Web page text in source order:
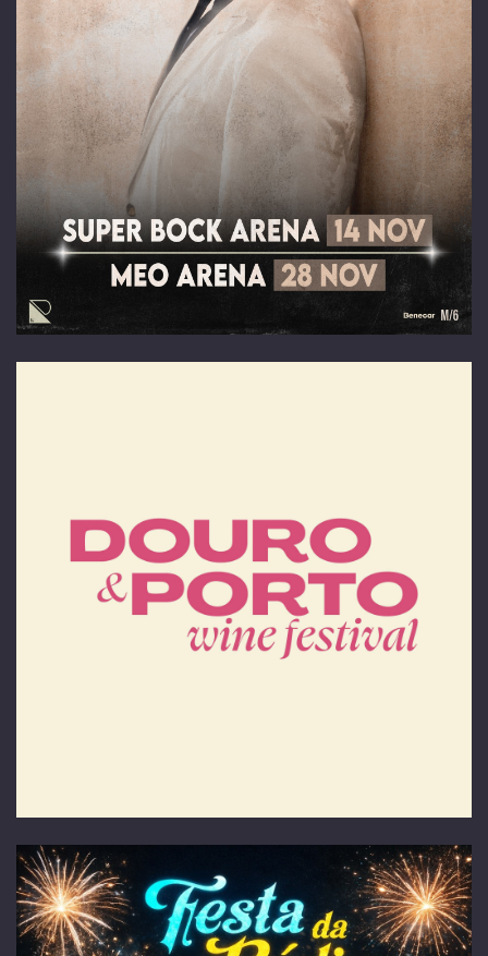
Tony Carreira ao vivo
14 de novembro - Super Bock Arena | Porto